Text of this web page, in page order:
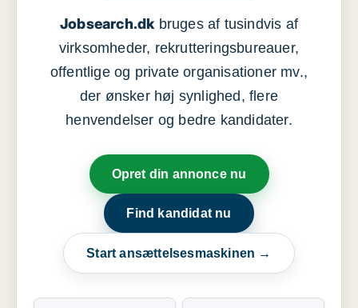
Jobsearch.dkbruges af tusindvis af
virksomheder, rekrutteringsbureauer,
offentlige og private organisationer mv.,
der ønsker høj synlighed, flere
henvendelser og bedre kandidater.
Opret din annonce nu
Find kandidat nu
Start ansættelsesmaskinen →